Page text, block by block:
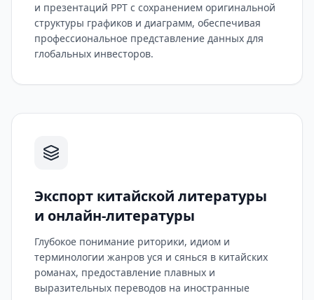
и презентаций PPT с сохранением оригинальной
структуры графиков и диаграмм, обеспечивая
профессиональное представление данных для
глобальных инвесторов.
Экспорт китайской литературы
и онлайн-литературы
Глубокое понимание риторики, идиом и
терминологии жанров уся и сянься в китайских
романах, предоставление плавных и
выразительных переводов на иностранные